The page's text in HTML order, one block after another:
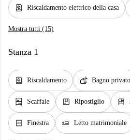
water_heater Riscaldamento elettrico della casa
Mostra tutti (15)
Stanza 1
water_heater Riscaldamento soap Bagno privato
shelves Scaffale package Ripostiglio dresser
window_closed Finestra airline_seat_flat Letto matrimoniale